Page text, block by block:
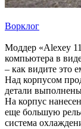
Ворклог
Моддер «Alexey
компьютера в
– как видите это
Над корпусом
детали
На корпус
еще большую
система